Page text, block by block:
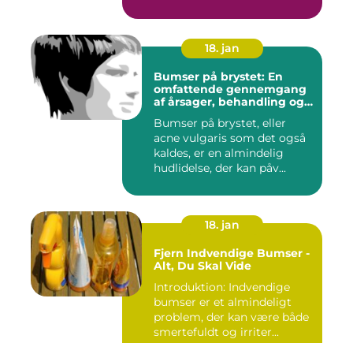
18. jan
Bumser på brystet: En
omfattende gennemgang
af årsager, behandling og
Bumser på brystet, eller
acne vulgaris som det også
kaldes, er en almindelig
hudlidelse, der kan påv...
18. jan
Fjern Indvendige Bumser -
Alt, Du Skal Vide
Introduktion: Indvendige
bumser er et almindeligt
problem, der kan være både
smertefuldt og irriter...